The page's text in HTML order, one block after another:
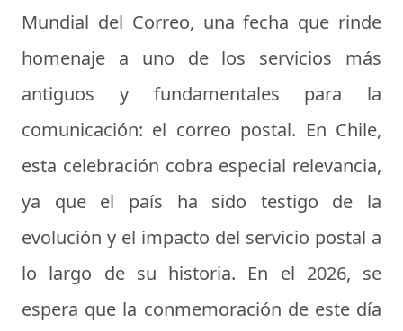
Mundial del Correo, una fecha que rinde
homenaje a uno de los servicios más
antiguos y fundamentales para la
comunicación: el correo postal. En Chile,
esta celebración cobra especial relevancia,
ya que el país ha sido testigo de la
evolución y el impacto del servicio postal a
lo largo de su historia. En el 2026, se
espera que la conmemoración de este día